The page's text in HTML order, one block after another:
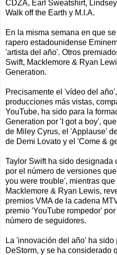
CDZA, Earl Sweatshirt,
Walk off the Earth y M.I.A.
En la misma semana en que
rapero estadounidense
'artista del año'. Otros
Swift, Macklemore & Ryan
Generation.
Precisamente el 'vídeo del
producciones más vistas,
YouTube, ha sido para la
Generation por 'I got a boy',
de Miley Cyrus, el 'Applause'
de Demi Lovato y el 'Come &
Taylor Swift ha sido designada
por el número de versiones
you were trouble', mientras
Macklemore & Ryan Lewis,
premios VMA de la cadena
premio 'YouTube rompedor'
número de seguidores.
La 'innovación del año' ha
DeStorm, y se ha considerado